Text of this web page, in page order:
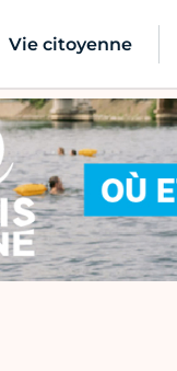
Vie citoyenne